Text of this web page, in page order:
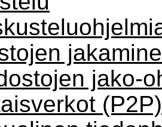
jako-
(P2P)